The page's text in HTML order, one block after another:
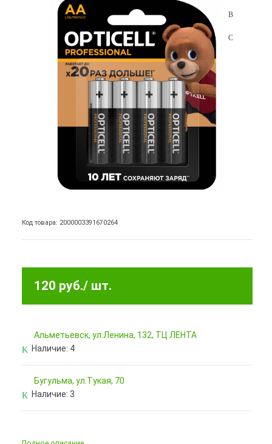
Код товара: 2000003391670264
120 руб./ шт.
Альметьевск, ул.Ленина, 132, ТЦ ЛЕНТА
Наличие: 4
Бугульма, ул.Тукая, 70
Наличие: 3